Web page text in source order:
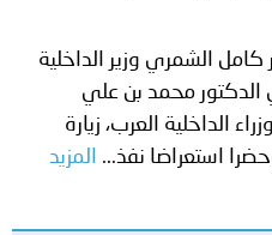
كامل الشمري وزير الداخلية
محمد بن علي
الداخلية العرب، زيارة
استعراضا نفذ...
المزيد